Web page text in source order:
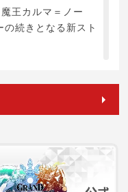
王カルマ＝ノー
続きとなる新スト
レイブ フロンティ